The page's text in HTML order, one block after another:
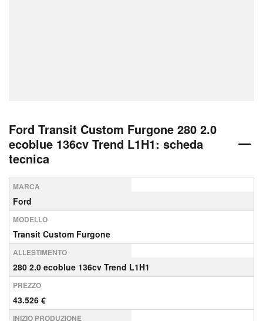
Ford Transit Custom Furgone 280 2.0
ecoblue 136cv Trend L1H1: scheda
tecnica
MARCA
Ford
MODELLO
Transit Custom Furgone
ALLESTIMENTO
280 2.0 ecoblue 136cv Trend L1H1
PREZZO
43.526 €
INIZIO PRODUZIONE